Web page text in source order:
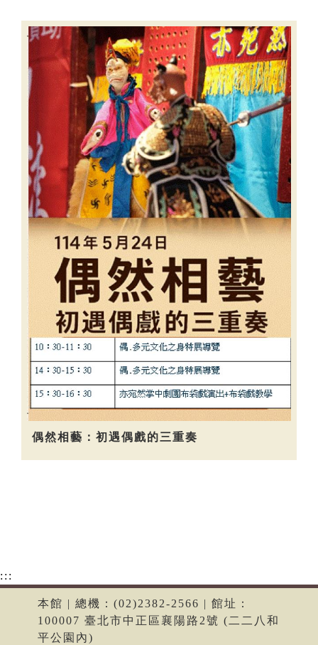
偶然相藝：初遇偶戲的三重奏
:::
本館 | 總機：(02)2382-2566 | 館址：
100007 臺北市中正區襄陽路2號 (二二八和
平公園內)